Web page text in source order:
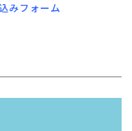
みフォーム